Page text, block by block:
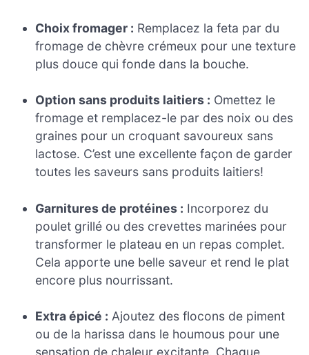
Choix fromager : Remplacez la feta par du
fromage de chèvre crémeux pour une texture
plus douce qui fonde dans la bouche.
Option sans produits laitiers : Omettez le
fromage et remplacez-le par des noix ou des
graines pour un croquant savoureux sans
lactose. C’est une excellente façon de garder
toutes les saveurs sans produits laitiers!
Garnitures de protéines : Incorporez du
poulet grillé ou des crevettes marinées pour
transformer le plateau en un repas complet.
Cela apporte une belle saveur et rend le plat
encore plus nourrissant.
Extra épicé : Ajoutez des flocons de piment
ou de la harissa dans le houmous pour une
sensation de chaleur excitante. Chaque